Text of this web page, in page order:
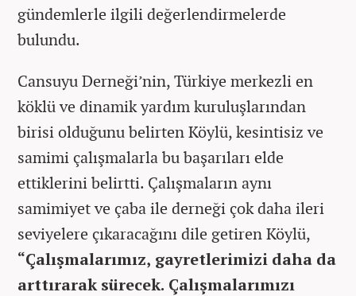
gündemlerle ilgili değerlendirmelerde
bulundu.
Cansuyu Derneği’nin, Türkiye merkezli en
köklü ve dinamik yardım kuruluşlarından
birisi olduğunu belirten Köylü, kesintisiz ve
samimi çalışmalarla bu başarıları elde
ettiklerini belirtti. Çalışmaların aynı
samimiyet ve çaba ile derneği çok daha ileri
seviyelere çıkaracağını dile getiren Köylü,
“Çalışmalarımız, gayretlerimizi daha da
arttırarak sürecek. Çalışmalarımızı